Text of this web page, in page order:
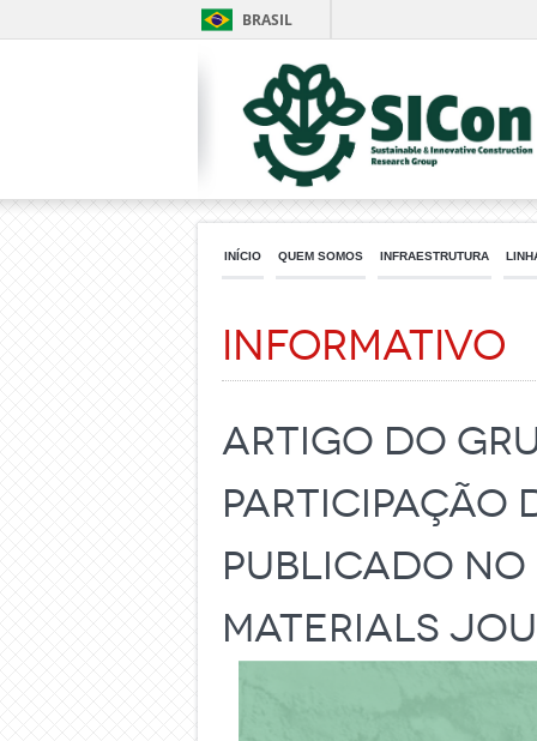
BRASIL
INÍCIO QUEM SOMOS INFRAESTRUTURA
Informativo
Artigo do
participação
publicado no
Materials